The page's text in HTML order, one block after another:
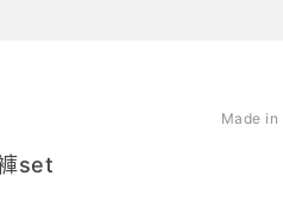
Made in
set